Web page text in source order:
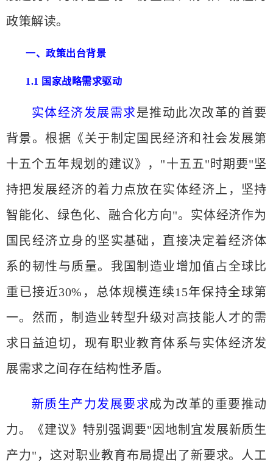
政策解读。
一、政策出台背景
1.1 国家战略需求驱动
实体经济发展需求是推动此次改革的首要
背景。根据《关于制定国民经济和社会发展第
十五个五年规划的建议》， "十五五"时期要"坚
持把发展经济的着力点放在实体经济上，坚持
智能化、绿色化、融合化方向"。实体经济作为
国民经济立身的坚实基础，直接决定着经济体
系的韧性与质量。我国制造业增加值占全球比
重已接近30%，总体规模连续15年保持全球第
一。然而，制造业转型升级对高技能人才的需
求日益迫切，现有职业教育体系与实体经济发
展需求之间存在结构性矛盾。
新质生产力发展要求成为改革的重要推动
力。《建议》特别强调要"因地制宜发展新质生
产力"，这对职业教育布局提出了新要求。人工